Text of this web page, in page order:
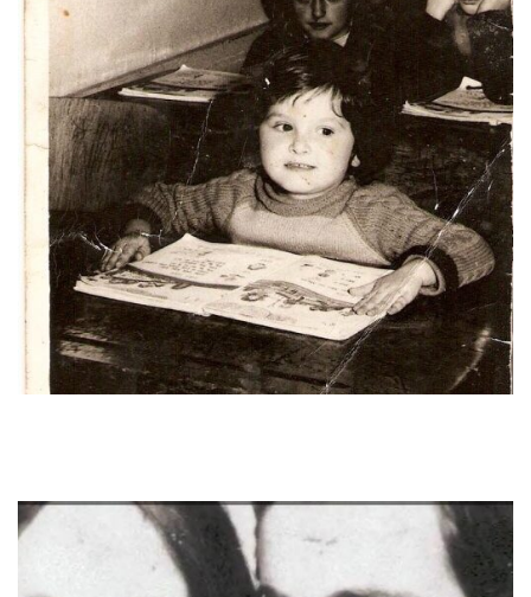
ndjenje ma ka jep edhe që kanihere s’kishe nevojë mo për
sqarim tjetër, sikur, sikur e kuptojsha veç në shikim e tij, pa, pa,
nashta pa spjegu kurgjo ma tepër.
Nashta edhe u frigojsha me
pytë ma tepër, mos po ndodhë najsen edhe ma, edhe ma keq.
Po prej tij çka ka reflektu, domethonë edhe ajo pjesa që…. ‘Ja ka
vlejtë’, kështu e tha. ‘Po shumë bre babë, po ti s’ka lidhje edhe
mos me pasë qenë. Tonë e kanë ditë që je smutë’. ‘Jo’, tha, ‘une
kurrë s’kisha mujt pa qenë me ta’. E kështu. E di që secilën herë
kur bohen [përvjetoret], se nuk i du fort datat me, me i kujtu
përkujtimet për ate, për ate…. Po edhe kur shkoj, se kam qenë
edhe vet në minierë disa herë, kom qenë e kom lypë numrin e
babës atje. Numrin 618 e ka pasë. Kom shku në horizontin e